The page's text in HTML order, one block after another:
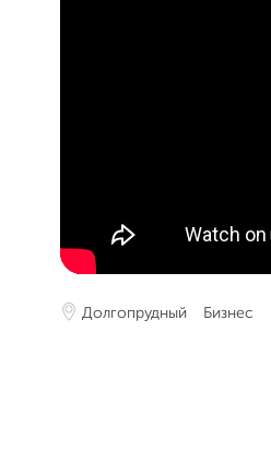
Долгопрудный Бизнес